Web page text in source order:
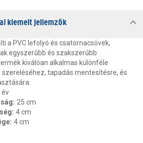
kiemelt jellemzők
a PVC lefolyó és csatornacsövek,
egyszerűbb és szakszerűbb
kiválóan alkalmas különféle
tapadás mentesítésre, és
év
: 25 cm
: 4 cm
: 4 cm